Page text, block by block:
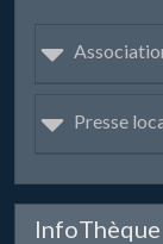
Presse
InfoThèque